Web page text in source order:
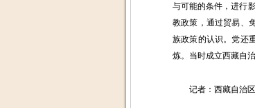
与可能的条件，进行
教政策，通过贸易、
族政策的认识。党还
炼。当时成立西藏自
记者：西藏自治区